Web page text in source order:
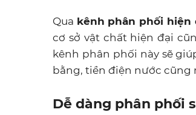
Qua kênh phân phối hiện
cơ sở vật chất hiện đại
kênh phân phối này sẽ
bằng, tiền điện nước cũng
Dễ dàng phân phối